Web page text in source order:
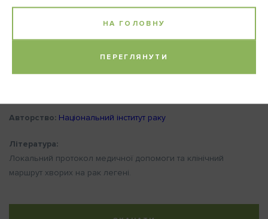
Постмедикація: 500 мл 0,9% розчину NaCl внутрішньовенно +
Потенційні користувачі – відділення пухлин органів грудної
Авторство: Національний інститут раку
Література:
Локальний протокол медичної допомоги та клінічний
маршрут хворих на рак легені.
НА ГОЛОВНУ
ПЕРЕГЛЯНУТИ